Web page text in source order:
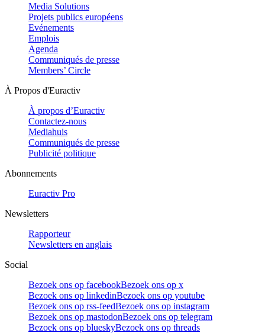
Media Solutions
Projets publics européens
Evénements
Emplois
Agenda
Communiqués de presse
Members’ Circle
À Propos d'Euractiv
À propos d’Euractiv
Contactez-nous
Mediahuis
Communiqués de presse
Publicité politique
Abonnements
Euractiv Pro
Newsletters
Rapporteur
Newsletters en anglais
Social
Bezoek ons op facebookBezoek ons op x
Bezoek ons op linkedinBezoek ons op youtube
Bezoek ons op rss-feedBezoek ons op instagram
Bezoek ons op mastodonBezoek ons op telegram
Bezoek ons op blueskyBezoek ons op threads